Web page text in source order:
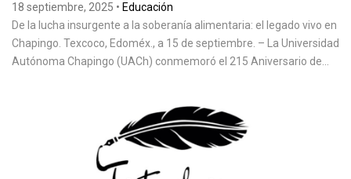
18 septiembre, 2025 • Educación
De la lucha insurgente a la soberanía alimentaria: el legado vivo en
Chapingo. Texcoco, Edoméx., a 15 de septiembre. – La Universidad
Autónoma Chapingo (UACh) conmemoró el 215 Aniversario de...